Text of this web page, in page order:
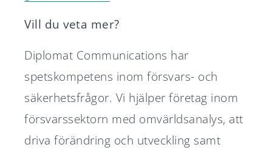
Vill du veta mer?
Diplomat Communications har
spetskompetens inom försvars- och
säkerhetsfrågor. Vi hjälper företag inom
försvarssektorn med omvärldsanalys, att
driva förändring och utveckling samt